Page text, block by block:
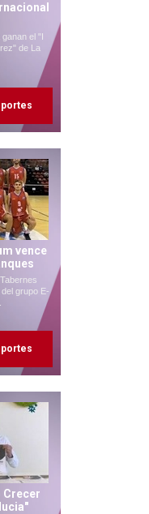
ganan el "I
de La
vence
grupo E-
Crecer